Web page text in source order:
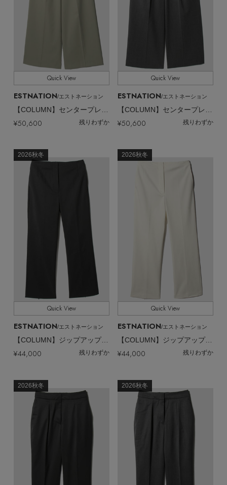
Quick View
ESTNATION/エストネーション
¥50,600 残りわずか
Quick View
ESTNATION/エストネーション
¥50,600 残りわずか
2026秋冬
Quick View
ESTNATION/エストネーション
【COLUMN】ジップアップフレアパンツ
¥44,000 残りわずか
2026秋冬
Quick View
ESTNATION/エストネーション
【COLUMN】ジップアップフレアパンツ
¥44,000 残りわずか
2026秋冬
2026秋冬